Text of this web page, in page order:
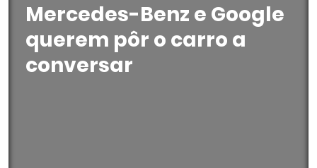
Mercedes-Benz e Google
querem pôr o carro a
conversar